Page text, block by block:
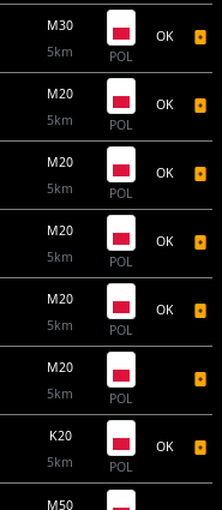
M30
5km
POL
OK
M20
5km
POL
OK
M20
5km
POL
OK
M20
5km
POL
OK
M20
5km
POL
OK
M20
5km
POL
K20
5km
POL
OK
M50